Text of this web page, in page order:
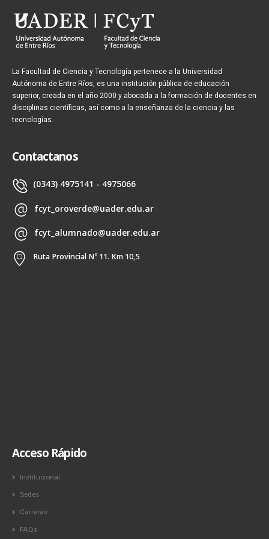
La Facultad de Ciencia y Tecnología pertenece a la Universidad
Autónoma de Entre Ríos, es una institución pública de educación
superior, creada en el año 2000 y abocada a la formación de docentes en
disciplinas científicas, así como a la enseñanza de la ciencia y las
tecnologías.
Contactanos
(0343) 4975141 - 4975066
fcyt_oroverde@uader.edu.ar
fcyt_alumnado@uader.edu.ar
Ruta Provincial Nº 11. Km 10,5
Acceso Rápido
Institucional
Sedes
Carreras
FAQs